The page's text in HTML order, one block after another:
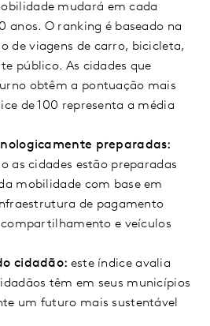
mudará em cada
anos. O ranking é baseado na
de viagens de carro, bicicleta,
público. As cidades que
obtêm a pontuação mais
de 100 representa a média
preparadas:
as cidades estão preparadas
mobilidade com base em
de pagamento
e veículos
cidadão: este índice avalia
têm em seus municípios
um futuro mais sustentável